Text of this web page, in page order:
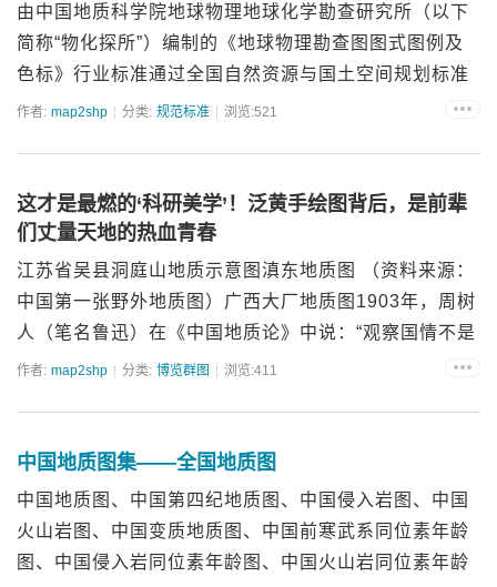
由中国地质科学院地球物理地球化学勘查研究所（以下
简称“物化探所”）编制的《地球物理勘查图图式图例及
色标》行业标准通过全国自然资源与国土空间规划标准
化技术委员会审查，准予批准发布，标准号为DZ/T
作者: map2shp 分类: 规范标准 浏览:521
这才是最燃的‘科研美学’！泛黄手绘图背后，是前辈
们丈量天地的热血青春
江苏省吴县洞庭山地质示意图滇东地质图 （资料来源：
中国第一张野外地质图）广西大厂地质图1903年，周树
人（笔名鲁迅）在《中国地质论》中说：“观察国情不是
一件难事，在它的领土上，在它这个非文明国家的城市
作者: map2shp 分类: 博览群图 浏览:411
中国地质图集——全国地质图
中国地质图、中国第四纪地质图、中国侵入岩图、中国
火山岩图、中国变质地质图、中国前寒武系同位素年龄
图、中国侵入岩同位素年龄图、中国火山岩同位素年龄